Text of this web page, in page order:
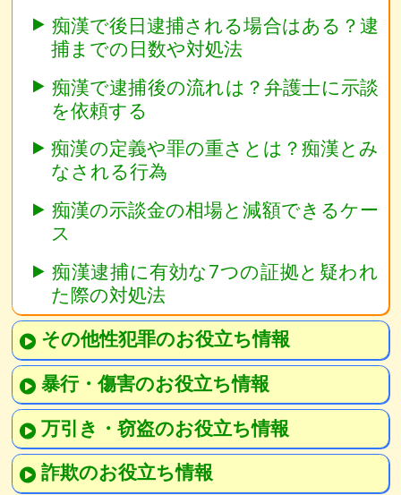
痴漢で後日逮捕される場合はある？逮
捕までの日数や対処法
痴漢で逮捕後の流れは？弁護士に示談
を依頼する
痴漢の定義や罪の重さとは？痴漢とみ
なされる行為
痴漢の示談金の相場と減額できるケー
ス
痴漢逮捕に有効な7つの証拠と疑われ
た際の対処法
その他性犯罪のお役立ち情報
暴行・傷害のお役立ち情報
万引き・窃盗のお役立ち情報
詐欺のお役立ち情報